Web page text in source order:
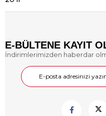
E-BÜLTENE KAYIT
İndirimlerimizden haberdar